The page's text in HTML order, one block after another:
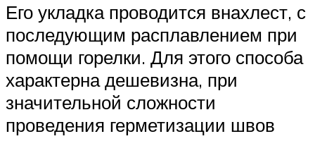
Его укладка проводится внахлест, с
последующим расплавлением при
помощи горелки. Для этого способа
характерна дешевизна, при
значительной сложности
проведения герметизации швов